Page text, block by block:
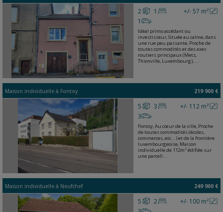
+/- 57 m²
2
1
1
Idéal primo accédant ou
investisseur, Située au calme, dans
une rue peu passante, Proche de
toutes commodités et des axes
routiers principaux (Metz,
Thionville, Luxembourg), ...
Maison individuelle à Fontoy 219 900 €
+/- 112 m²
5
3
3
Fontoy, Au cœur de la ville, Proche
de toutes commodités (écoles,
commerces, etc...) et de la frontière
luxembourgeoise, Maison
individuelle de 112m² édifiée sur
une parcell...
Maison individuelle à Neufchef 249 900 €
+/- 100 m²
5
2